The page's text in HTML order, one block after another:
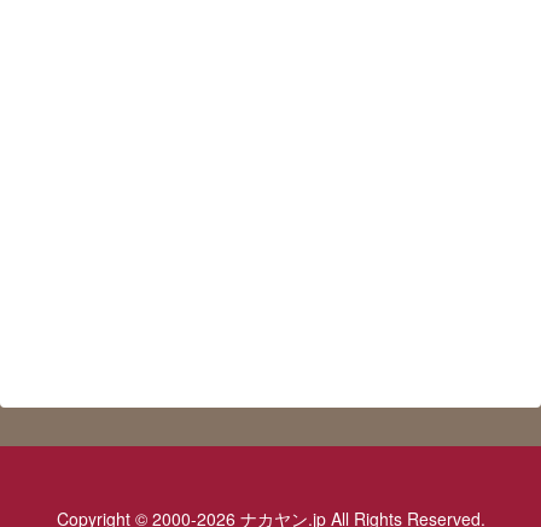
Copyright © 2000-2026 ナカヤン.jp All Rights Reserved.